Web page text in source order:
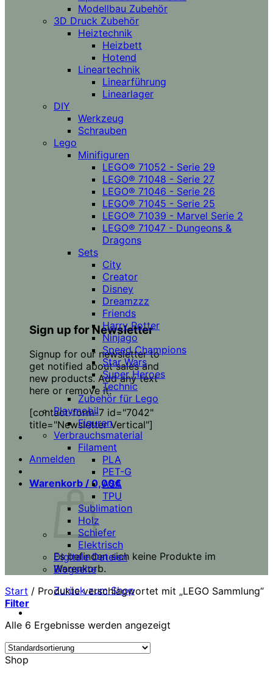
Sign up for Newsletter
Signup for our newsletter to
get notified about sales and
new products. Add any text
here or remove it.
[contact-form-7 id="7042"
title="Newsletter Vertical"]
Anmelden
Warenkorb / 0,00€
Es befinden sich keine Produkte im
Warenkorb.
Zurück zum Shop
Modellbau Zubehör
3D Druck Zubehör
Heiztechnik
Heizbett
Hotend
Lineartechnik
Linearführung
Linearlager
DIY
Werkzeug
Schrauben
Lego
Minifiguren
LEGO® 71052 - Serie 29
LEGO® 71048 - Serie 27
LEGO® 71046 - Serie 26
LEGO® 71045 - Serie 25
LEGO® 71039 - Marvel Serie 2
LEGO® 71047 - Dungeons &
Dragons
Sets
City
Creator
Disney
Dreamzzz
Friends
Harry Potter
Ninjago
Speed Champions
Star Wars
Super Heroes
Technic
Zubehör für Lego
Playmobil
Figuren
Verbrauchsmaterial
Filament
PLA
PET-G
ASA
TPU
Sublimation
Holz
Schiefer
Elektrisch
Digitale Dateien
Blogseite
Start / Produkte verschlagwortet mit „LEGO Sammlung“
Filter
Alle 6 Ergebnisse werden angezeigt
Shop